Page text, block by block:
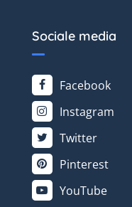
Sociale media
Facebook
Instagram
Twitter
Pinterest
YouTube